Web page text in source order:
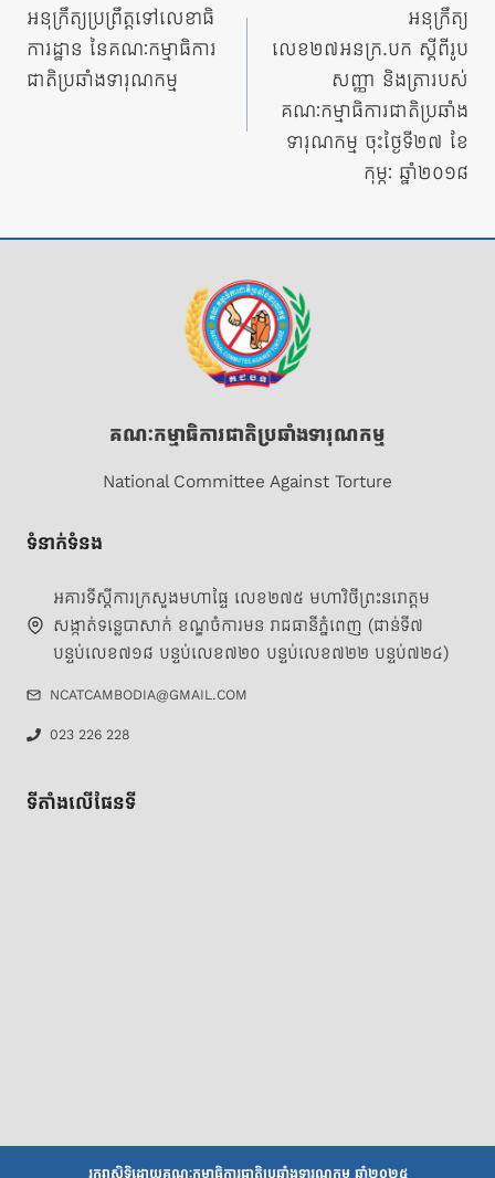
នាំទិស​
ប្រកាស
អនុក្រឹត្យប្រព្រឹត្តទៅលេខាធិ
ការដ្ឋាន នៃគណៈកម្មាធិការ
ជាតិប្រឆាំងទារុណកម្ម
អនុក្រឹត្យ
លេខ២៧អនក្រ.បក ស្ដីពីរូប
សញ្ញា និងត្រារបស់
គណៈកម្មាធិការជាតិប្រឆាំង
ទារុណកម្ម ចុះថ្ងៃទី២៧ ខែ
កុម្ភៈ ឆ្នាំ២០១៨
គណៈកម្មាធិការជាតិប្រឆាំងទារុណកម្ម
National Committee Against Torture
ទំនាក់ទំនង
អគារទីស្តីការក្រសួងមហាផ្ទៃ លេខ២៧៥ មហាវិថីព្រះនរោត្តម
សង្កាត់ទន្លេបាសាក់ ខណ្ឌចំការមន រាជធានីភ្នំពេញ (ជាន់ទី៧
បន្ទប់លេខ៧១៨ បន្ទប់លេខ៧២០ បន្ទប់លេខ៧២២ បន្ទប់៧២៤)
NCATCAMBODIA@GMAIL.COM
023 226 228
ទីតាំងលើផែនទី
រក្សាសិទ្ធិដោយគណៈកម្មាធិការជាតិប្រឆាំងទារុណកម្ម ឆ្នាំ២០២៥